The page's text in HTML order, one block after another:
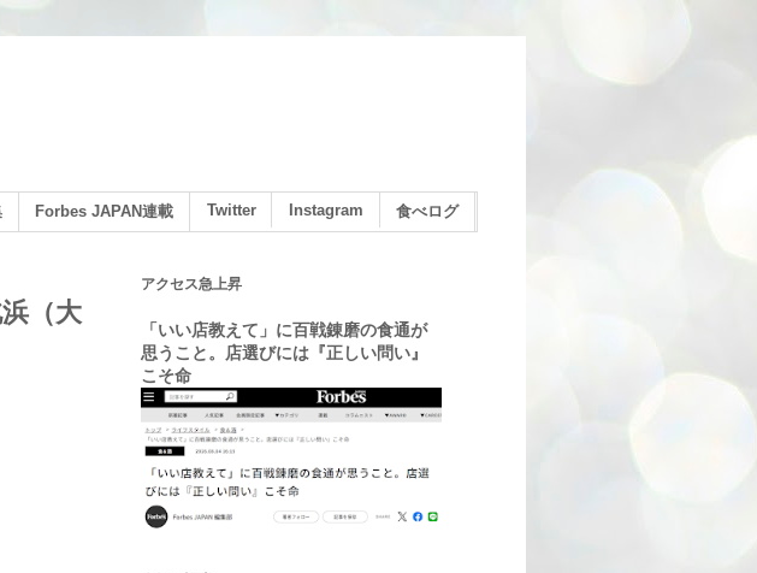
Forbes JAPAN連載 Twitter Instagram 食べログ
（大
アクセス急上昇
「いい店教えて」に百戦錬磨の食通が
思うこと。店選びには『正しい問い』
こそ命